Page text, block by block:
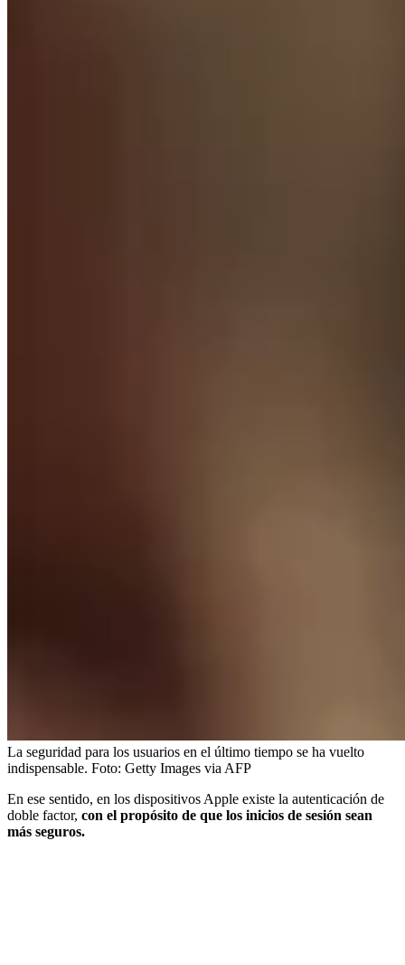
La seguridad para los usuarios en el último tiempo se ha vuelto
indispensable. Foto: Getty Images via AFP
En ese sentido, en los dispositivos Apple existe la autenticación de
doble factor, con el propósito de que los inicios de sesión sean
más seguros.